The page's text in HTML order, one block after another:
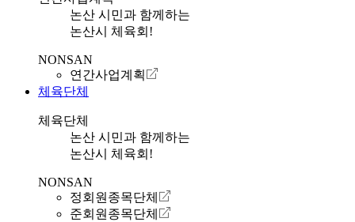
논산 시민과 함께하는
논산시 체육회!
NONSAN
연간사업계획
체육단체
체육단체
논산 시민과 함께하는
논산시 체육회!
NONSAN
정회원종목단체
준회원종목단체